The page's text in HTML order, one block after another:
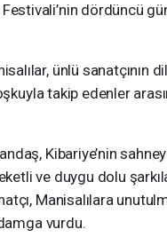
dördüncü
ünlü sanatçının
takip edenler
Kibariye’nin
ve duygu dolu
Manisalılara
vurdu.